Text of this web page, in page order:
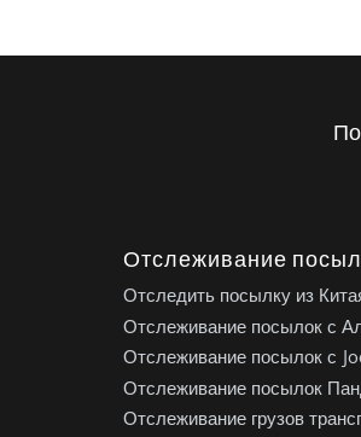
Отслеживание
Отследить посылку из
Отслеживание посылок с
Отслеживание посылок с
Отслеживание посылок
Отслеживание грузов